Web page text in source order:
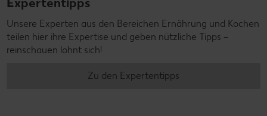
Unsere Experten aus den Bereichen Ernährung und Kochen
teilen hier ihre Expertise und geben nützliche Tipps –
reinschauen lohnt sich!
Zu den Expertentipps